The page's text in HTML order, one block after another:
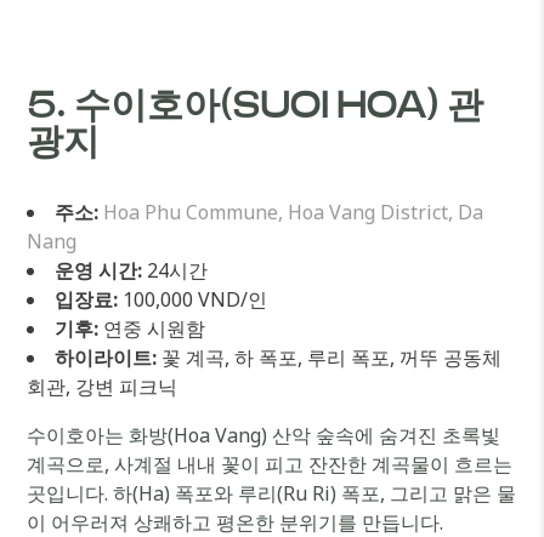
5. 수이호아(SUOI HOA) 관
광지
주소: Hoa Phu Commune, Hoa Vang District, Da
Nang
운영 시간: 24시간
입장료: 100,000 VND/인
기후: 연중 시원함
하이라이트: 꽃 계곡, 하 폭포, 루리 폭포, 꺼뚜 공동체
회관, 강변 피크닉
수이호아는 화방(Hoa Vang) 산악 숲속에 숨겨진 초록빛
계곡으로, 사계절 내내 꽃이 피고 잔잔한 계곡물이 흐르는
곳입니다. 하(Ha) 폭포와 루리(Ru Ri) 폭포, 그리고 맑은 물
이 어우러져 상쾌하고 평온한 분위기를 만듭니다.